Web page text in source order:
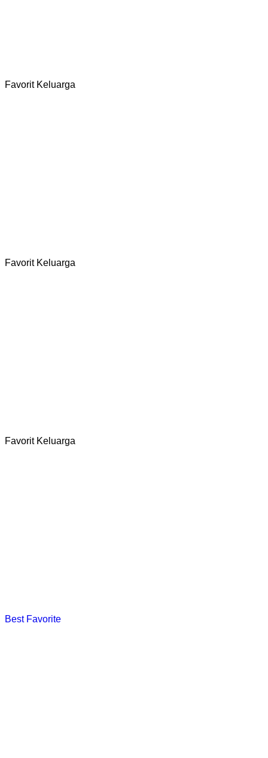
Favorit Keluarga
Favorit Keluarga
Favorit Keluarga
Best Favorite